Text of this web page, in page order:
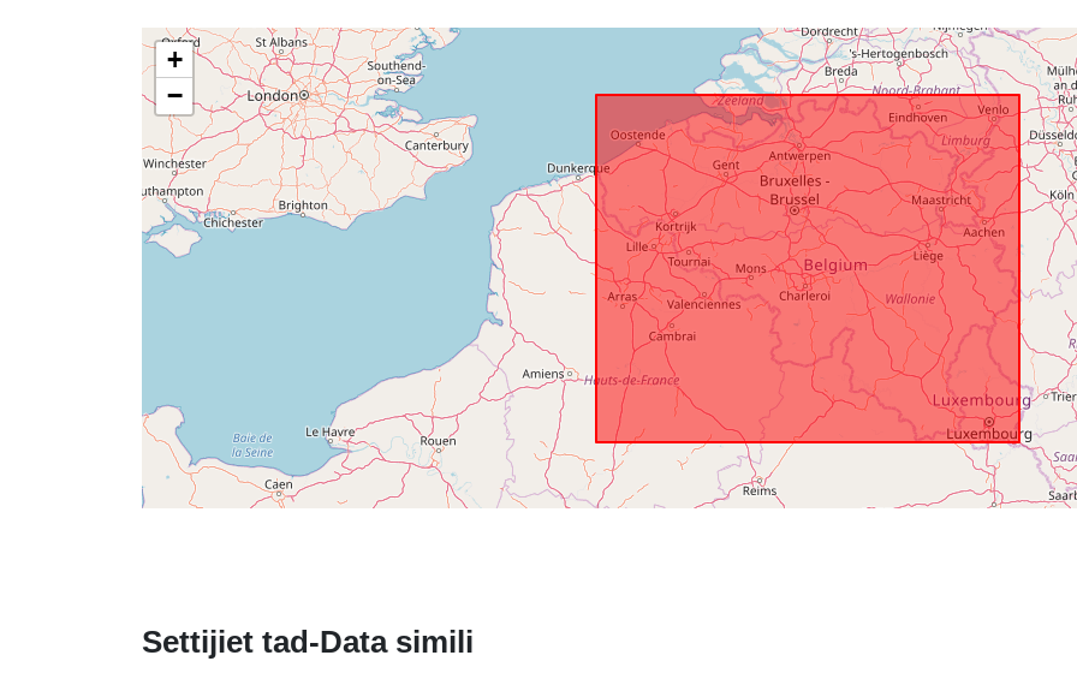
+
−
Identifikaturi:
uriRef:
Drittijiet ta'
Aċċess:
Kopertura
temporali:
Settijiet tad-Data simili